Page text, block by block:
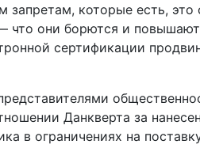
которые есть,
что они борются и
сертификации
Данкверта за
в ограничениях на